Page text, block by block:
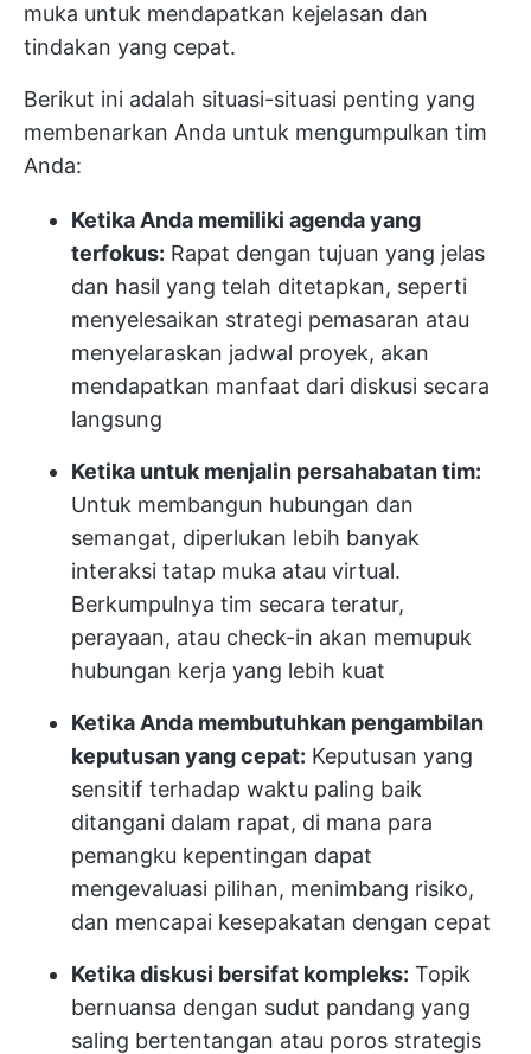
muka untuk mendapatkan kejelasan dan
tindakan yang cepat.
Berikut ini adalah situasi-situasi penting yang
membenarkan Anda untuk mengumpulkan tim
Anda:
Ketika Anda memiliki agenda yang
terfokus: Rapat dengan tujuan yang jelas
dan hasil yang telah ditetapkan, seperti
menyelesaikan strategi pemasaran atau
menyelaraskan jadwal proyek, akan
mendapatkan manfaat dari diskusi secara
langsung
Ketika untuk menjalin persahabatan tim:
Untuk membangun hubungan dan
semangat, diperlukan lebih banyak
interaksi tatap muka atau virtual.
Berkumpulnya tim secara teratur,
perayaan, atau check-in akan memupuk
hubungan kerja yang lebih kuat
Ketika Anda membutuhkan pengambilan
keputusan yang cepat: Keputusan yang
sensitif terhadap waktu paling baik
ditangani dalam rapat, di mana para
pemangku kepentingan dapat
mengevaluasi pilihan, menimbang risiko,
dan mencapai kesepakatan dengan cepat
Ketika diskusi bersifat kompleks: Topik
bernuansa dengan sudut pandang yang
saling bertentangan atau poros strategis